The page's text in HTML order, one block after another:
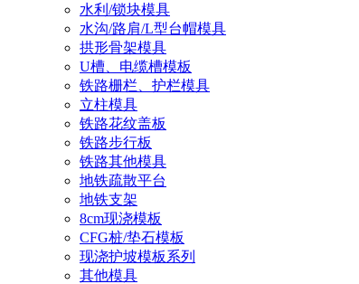
水利/锁块模具
水沟/路肩/L型台帽模具
拱形骨架模具
U槽、电缆槽模板
铁路栅栏、护栏模具
立柱模具
铁路花纹盖板
铁路步行板
铁路其他模具
地铁疏散平台
地铁支架
8cm现浇模板
CFG桩/垫石模板
现浇护坡模板系列
其他模具